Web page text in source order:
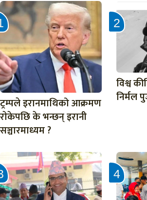
ट्रम्पले इरानमाथिको आक्रमण
राेकेपछि के भन्छन् इरानी
सञ्चारमाध्यम ?
विश्व
निर्मल